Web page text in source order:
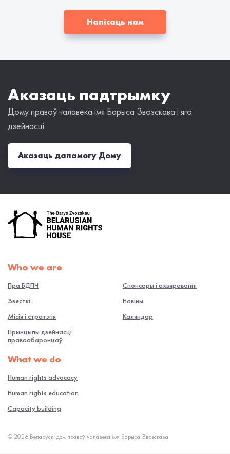
Напісаць нам
Аказаць падтрымку
Дому правоў чалавека імя Барыса Звозскава і яго
дзейнасці
Аказаць дапамогу Дому
Who we are
Пра БДПЧ
Звесткі
Місія і стратэгія
Прынцыпы дзейнасці
праваабаронцаў
Спонсары і ахвяраванні
Навiны
Каляндар
What we do
Human rights advocacy
Human rights education
Capacity building
© 2026 Беларускі дом правоў чалавека імя Барыса Звозскава